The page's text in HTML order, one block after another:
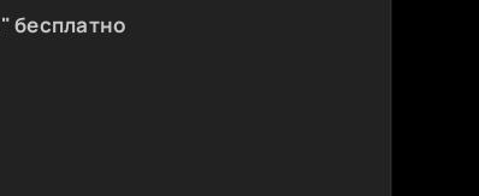
бесплатно